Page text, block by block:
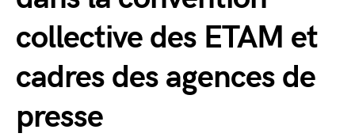
collective des ETAM et
cadres des agences de
presse